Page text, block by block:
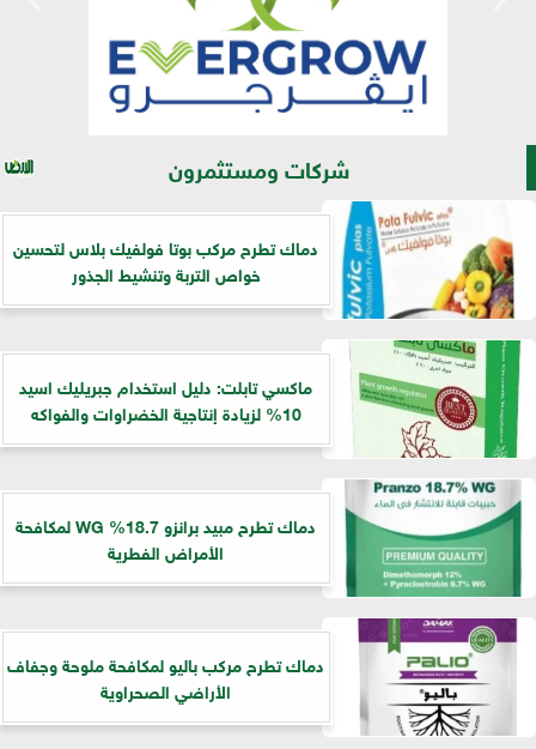
شركات ومستثمرون
​دماك تطرح مركب بوتا فولفيك بلاس لتحسين
خواص التربة وتنشيط الجذور
ماكسي تابلت: دليل استخدام جبريليك اسيد
10% لزيادة إنتاجية الخضراوات والفواكه
دماك تطرح مبيد برانزو 18.7% WG لمكافحة
الأمراض الفطرية
دماك تطرح مركب باليو لمكافحة ملوحة وجفاف
الأراضي الصحراوية